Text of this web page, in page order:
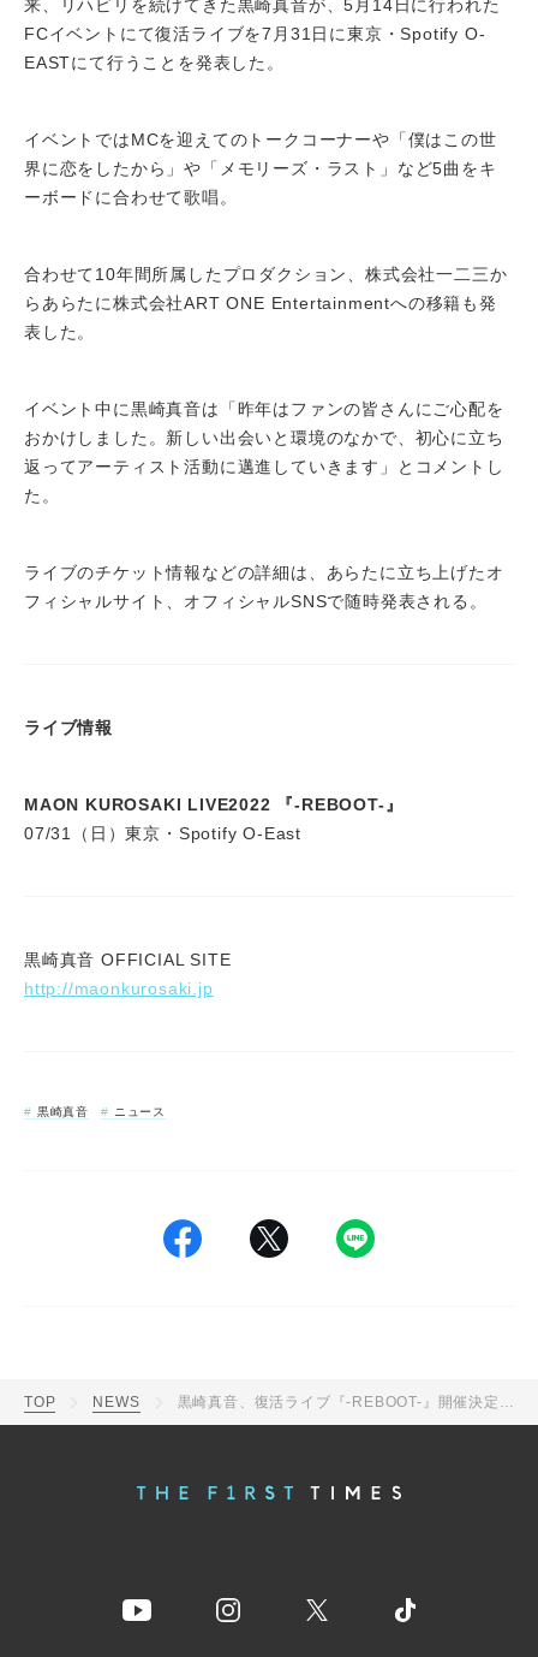
来、リハビリを続けてきた黒崎真音が、5月14日に行われた
FCイベントにて復活ライブを7月31日に東京・Spotify O-
EASTにて行うことを発表した。
イベントではMCを迎えてのトークコーナーや「僕はこの世
界に恋をしたから」や「メモリーズ・ラスト」など5曲をキ
ーボードに合わせて歌唱。
合わせて10年間所属したプロダクション、株式会社一二三か
らあらたに株式会社ART ONE Entertainmentへの移籍も発
表した。
イベント中に黒崎真音は「昨年はファンの皆さんにご心配を
おかけしました。新しい出会いと環境のなかで、初心に立ち
返ってアーティスト活動に邁進していきます」とコメントし
た。
ライブのチケット情報などの詳細は、あらたに立ち上げたオ
フィシャルサイト、オフィシャルSNSで随時発表される。
ライブ情報
MAON KUROSAKI LIVE2022 『-REBOOT-』
07/31（日）東京・Spotify O-East
黒崎真音 OFFICIAL SITE
http://maonkurosaki.jp
黒崎真音 ニュース
TOP NEWS 黒崎真音、復活ライブ『-REBOOT-』開催決定！「初心に立ち返ってアーティスト活動に邁進していきます」